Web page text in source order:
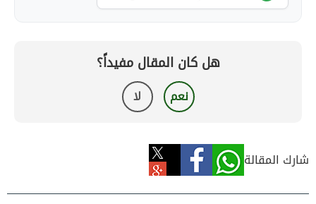
هل كان المقال مفيداً؟
نعم لا
شارك المقالة